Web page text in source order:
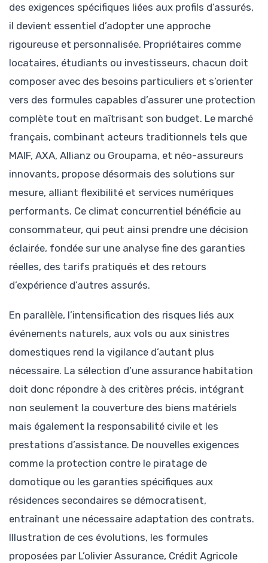
des exigences spécifiques liées aux profils d’assurés,
il devient essentiel d’adopter une approche
rigoureuse et personnalisée. Propriétaires comme
locataires, étudiants ou investisseurs, chacun doit
composer avec des besoins particuliers et s’orienter
vers des formules capables d’assurer une protection
complète tout en maîtrisant son budget. Le marché
français, combinant acteurs traditionnels tels que
MAIF, AXA, Allianz ou Groupama, et néo-assureurs
innovants, propose désormais des solutions sur
mesure, alliant flexibilité et services numériques
performants. Ce climat concurrentiel bénéficie au
consommateur, qui peut ainsi prendre une décision
éclairée, fondée sur une analyse fine des garanties
réelles, des tarifs pratiqués et des retours
d’expérience d’autres assurés.
En parallèle, l’intensification des risques liés aux
événements naturels, aux vols ou aux sinistres
domestiques rend la vigilance d’autant plus
nécessaire. La sélection d’une assurance habitation
doit donc répondre à des critères précis, intégrant
non seulement la couverture des biens matériels
mais également la responsabilité civile et les
prestations d’assistance. De nouvelles exigences
comme la protection contre le piratage de
domotique ou les garanties spécifiques aux
résidences secondaires se démocratisent,
entraînant une nécessaire adaptation des contrats.
Illustration de ces évolutions, les formules
proposées par L’olivier Assurance, Crédit Agricole